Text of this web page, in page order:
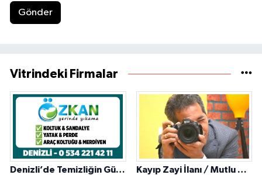
Gönder
Vitrindeki Firmalar
Denizli’de Temizliğin Güvenilir Adresi: Özkan Yerinde Yıkama Kayıp Zayi İlanı / Mutlu Ajans / Denizli